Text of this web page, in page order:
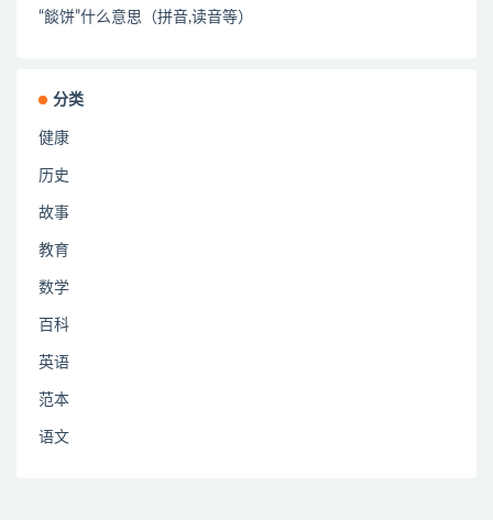
“餤饼”什么意思（拼音,读音等）
分类
健康
历史
故事
教育
数学
百科
英语
范本
语文